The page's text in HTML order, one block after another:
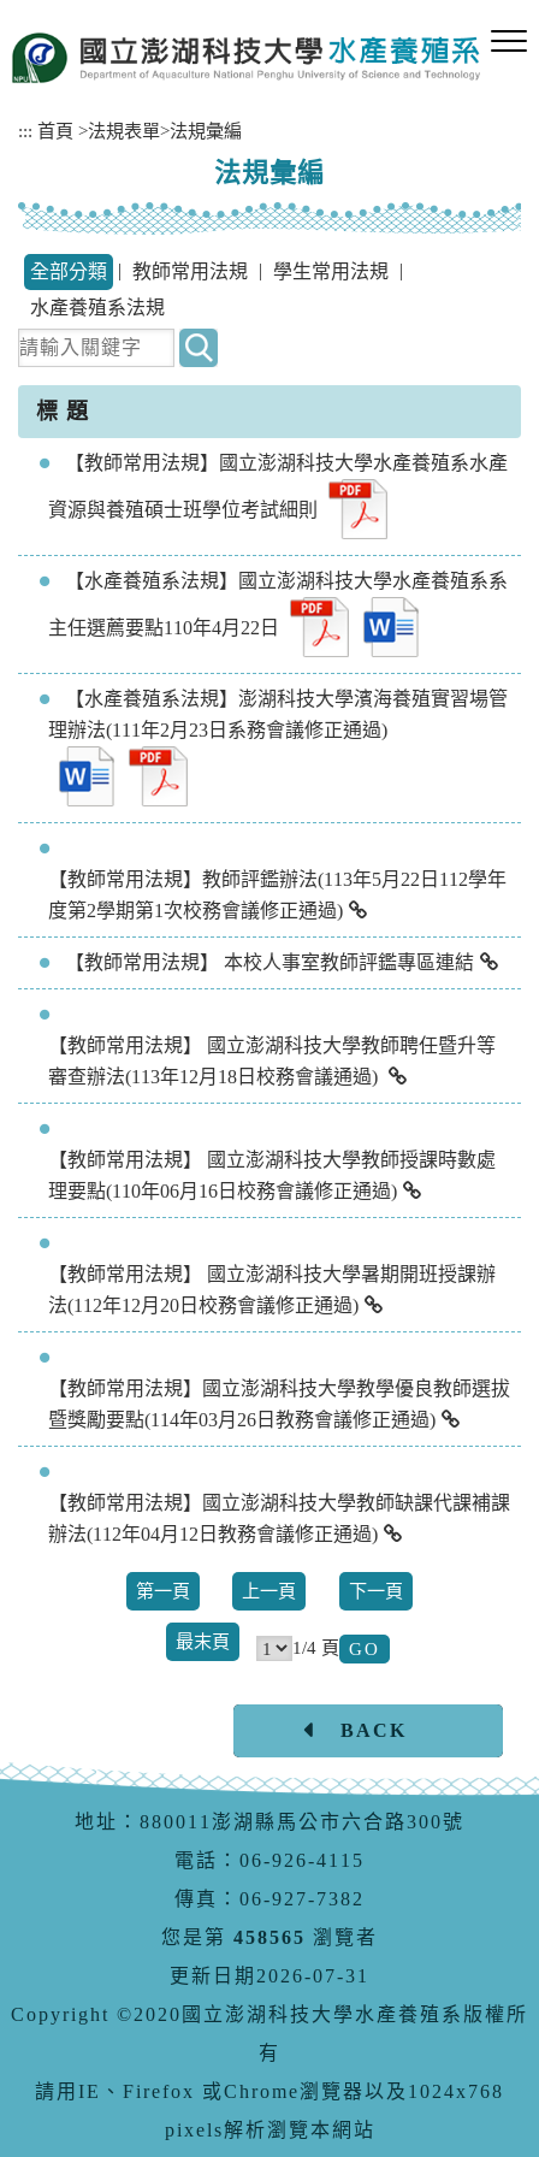
到
::: 首頁 >法規表單>法規彙編
法規彙編
全部分類 | 教師常用法規 | 學生常用法規 |
水產養殖系法規
關
鍵
搜
標 題
【教師常用法規】國立澎湖科技大學水產養殖系水產
資源與養殖碩士班學位考試細則
【水產養殖系法規】國立澎湖科技大學水產養殖系系
主任選薦要點110年4月22日
【水產養殖系法規】澎湖科技大學濱海養殖實習場管
理辦法(111年2月23日系務會議修正通過)
【教師常用法規】教師評鑑辦法(113年5月22日112學年
度第2學期第1次校務會議修正通過)
【教師常用法規】 本校人事室教師評鑑專區連結
【教師常用法規】 國立澎湖科技大學教師聘任暨升等
審查辦法(113年12月18日校務會議通過)
【教師常用法規】 國立澎湖科技大學教師授課時數處
理要點(110年06月16日校務會議修正通過)
【教師常用法規】 國立澎湖科技大學暑期開班授課辦
法(112年12月20日校務會議修正通過)
【教師常用法規】國立澎湖科技大學教學優良教師選拔
暨獎勵要點(114年03月26日教務會議修正通過)
【教師常用法規】國立澎湖科技大學教師缺課代課補課
辦法(112年04月12日教務會議修正通過)
第一頁 上一頁 下一頁
最末頁 1/4 頁
BACK
地址：880011澎湖縣馬公市六合路300號
電話：06-926-4115
傳真：06-927-7382
您是第 458565 瀏覽者
更新日期2026-07-31
Copyright ©2020國立澎湖科技大學水產養殖系版權所
有
請用IE、Firefox 或Chrome瀏覽器以及1024x768
pixels解析瀏覽本網站